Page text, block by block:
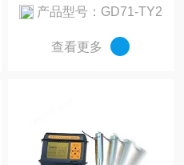
产品型号：GD71-TY2
查看更多